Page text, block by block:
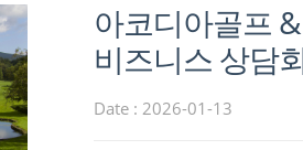
아코디아골프
비즈니스 상담
Date : 2026-01-13